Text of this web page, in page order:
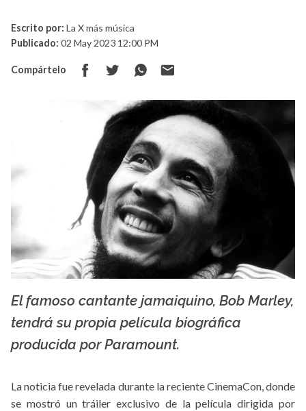
Escrito por: La X más música
Publicado: 02 May 2023 12:00 PM
Compártelo
El famoso cantante jamaiquino, Bob Marley,
tendrá su propia película biográfica
producida por Paramount.
La noticia fue revelada durante la reciente CinemaCon, donde
se mostró un tráiler exclusivo de la película dirigida por